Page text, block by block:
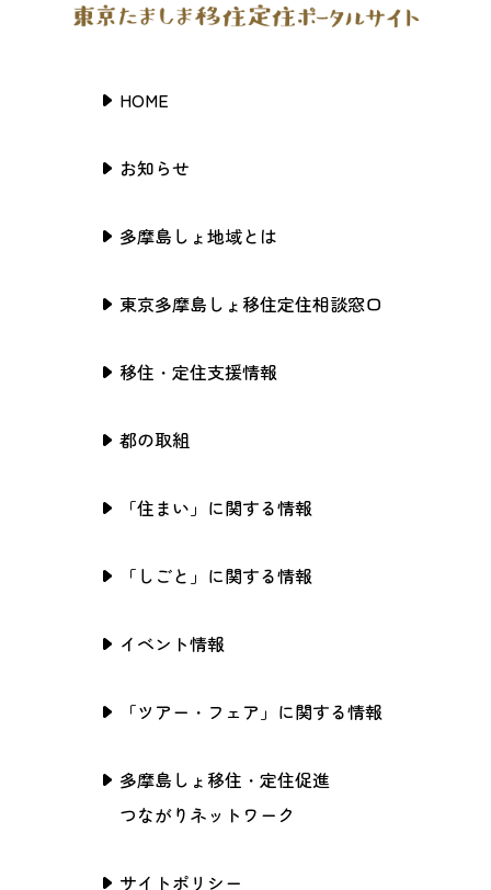
HOME
お知らせ
多摩島しょ地域とは
東京多摩島しょ移住定住相談窓口
移住・定住支援情報
都の取組
「住まい」に関する情報
「しごと」に関する情報
イベント情報
「ツアー・フェア」に関する情報
多摩島しょ移住・定住促進
つながりネットワーク
サイトポリシー